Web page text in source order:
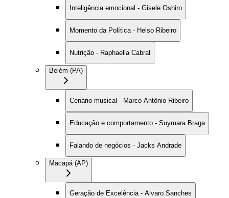
Inteligência emocional - Gisele Oshiro
Momento da Política - Helso Ribeiro
Nutrição - Raphaella Cabral
Belém (PA)
Cenário musical - Marco Antônio Ribeiro
Educação e comportamento - Suymara Braga
Falando de negócios - Jacks Andrade
Macapá (AP)
Geração de Excelência - Alvaro Sanches